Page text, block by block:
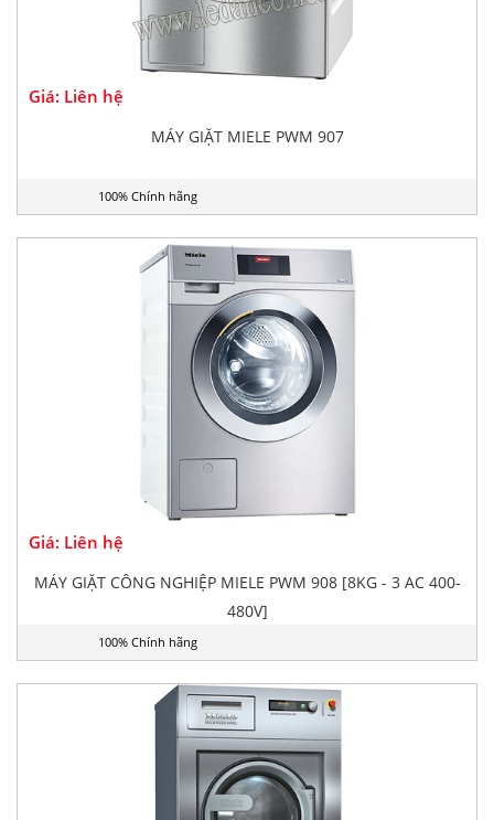
Giá: Liên hệ
MÁY GIẶT MIELE PWM 907
100% Chính hãng
Giá: Liên hệ
MÁY GIẶT CÔNG NGHIỆP MIELE PWM 908 [8KG - 3 AC 400-
480V]
100% Chính hãng